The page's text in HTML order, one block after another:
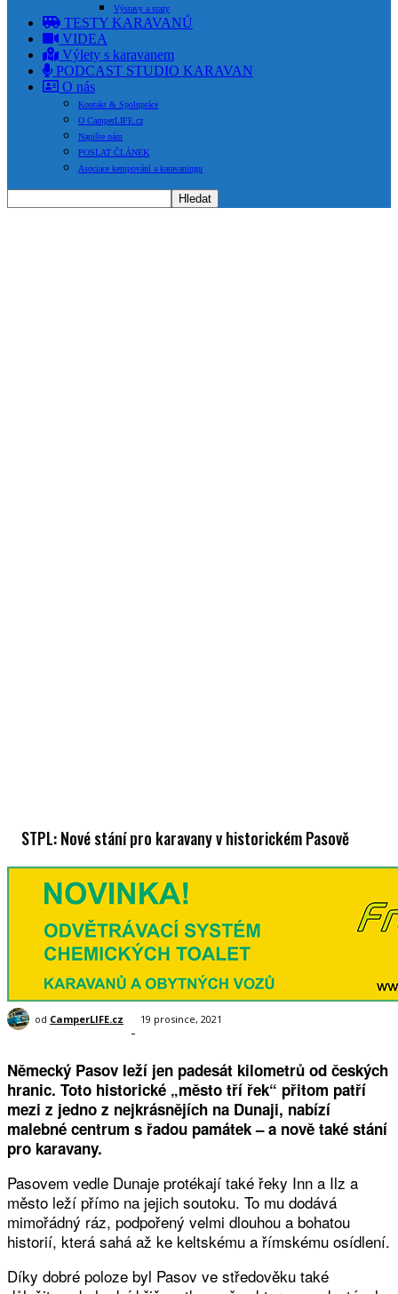
Výstavy a srazy
TESTY KARAVANŮ
VIDEA
Výlety s karavanem
PODCAST STUDIO KARAVAN
O nás
Kontakt & Spolupráce
O CamperLIFE.cz
Napište nám
POSLAT ČLÁNEK
Asociace kempování a karavaningu
STPL: Nové stání pro karavany v historickém Pasově
od CamperLIFE.cz
-
19 prosince, 2021
Německý Pasov leží jen padesát kilometrů od českých
hranic. Toto historické „město tří řek“ přitom patří
mezi z jedno z nejkrásnějích na Dunaji, nabízí
malebné centrum s řadou památek – a nově také stání
pro karavany.
Pasovem vedle Dunaje protékají také řeky Inn a Ilz a
město leží přímo na jejich soutoku. To mu dodává
mimořádný ráz, podpořený velmi dlouhou a bohatou
historií, která sahá až ke keltskému a římskému osídlení.
Díky dobré poloze byl Pasov ve středověku také